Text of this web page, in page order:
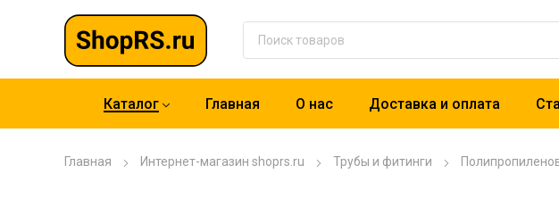
Каталог Главная О нас Доставка и оплата
Главная Интернет-магазин shoprs.ru Трубы и фитинги